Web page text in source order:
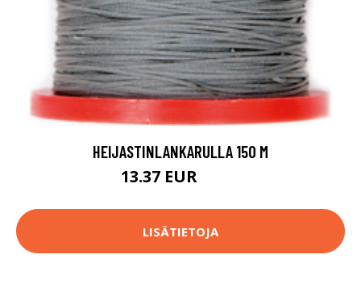
HEIJASTINLANKARULLA 150 M
13.37 EUR
LISÄTIETOJA